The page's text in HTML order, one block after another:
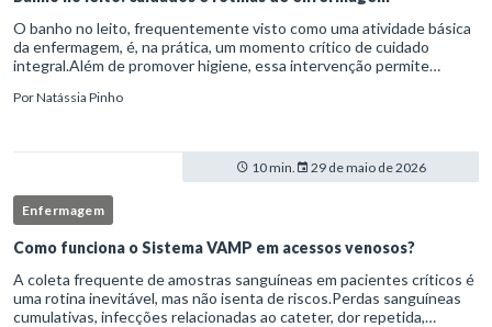
O banho no leito, frequentemente visto como uma atividade básica
da enfermagem, é, na prática, um momento crítico de cuidado
integral.Além de promover higiene, essa intervenção permite
PorNatássia Pinho
10 min. 29 de maio de 2026
Enfermagem
Como funciona o Sistema VAMP em acessos venosos?
A coleta frequente de amostras sanguíneas em pacientes críticos é
uma rotina inevitável, mas não isenta de riscos.Perdas sanguíneas
cumulativas, infecções relacionadas ao cateter, dor repetida,